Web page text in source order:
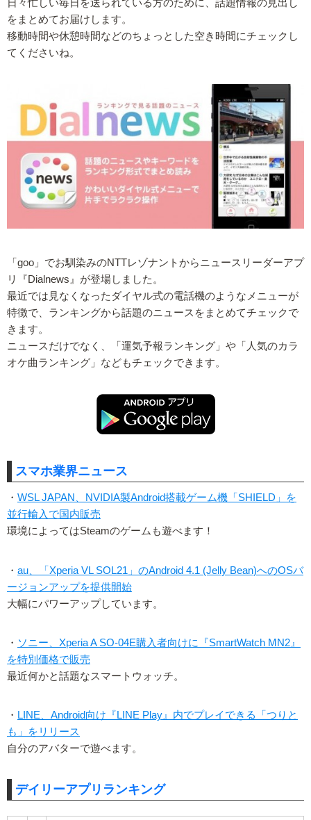
日々忙しい毎日を送られている方のために、話題情報の見出し
をまとめてお届けします。
移動時間や休憩時間などのちょっとした空き時間にチェックし
てくださいね。
「goo」でお馴染みのNTTレゾナントからニュースリーダーアプ
リ『Dialnews』が登場しました。
最近では見なくなったダイヤル式の電話機のようなメニューが
特徴で、ランキングから話題のニュースをまとめてチェックで
きます。
ニュースだけでなく、「運気予報ランキング」や「人気のカラ
オケ曲ランキング」などもチェックできます。
スマホ業界ニュース
・ WSL JAPAN、NVIDIA製Android搭載ゲーム機「SHIELD」を
並行輸入で国内販売
環境によってはSteamのゲームも遊べます！
・ au、「Xperia VL SOL21」のAndroid 4.1 (Jelly Bean)へのOSバ
ージョンアップを提供開始
大幅にパワーアップしています。
・ ソニー、Xperia A SO-04E購入者向けに『SmartWatch MN2』
を特別価格で販売
最近何かと話題なスマートウォッチ。
・ LINE、Android向け『LINE Play』内でプレイできる「つりと
も」をリリース
自分のアバターで遊べます。
デイリーアプリランキング